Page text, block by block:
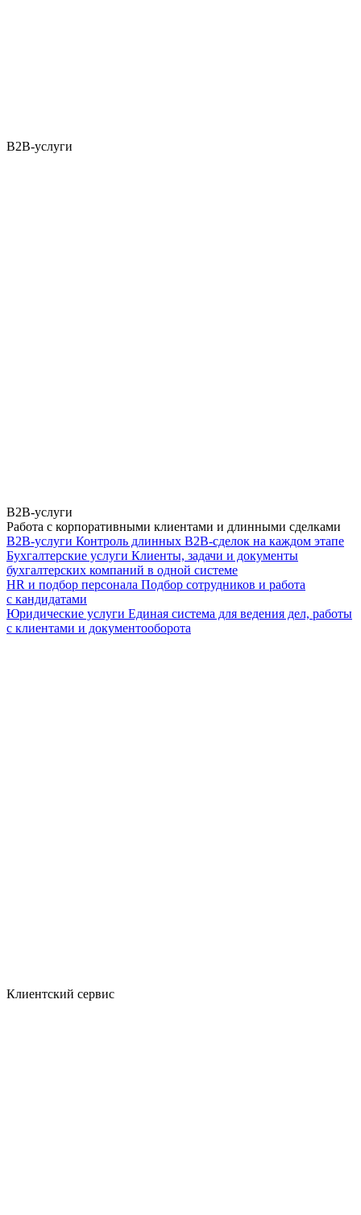
B2B-услуги
B2B-услуги
Работа с корпоративными клиентами и длинными сделками
B2B-услуги Контроль длинных B2B-сделок на каждом этапе
Бухгалтерские услуги Клиенты, задачи и документы
бухгалтерских компаний в одной системе
HR и подбор персонала Подбор сотрудников и работа
с кандидатами
Юридические услуги Единая система для ведения дел, работы
с клиентами и документооборота
Клиентский сервис